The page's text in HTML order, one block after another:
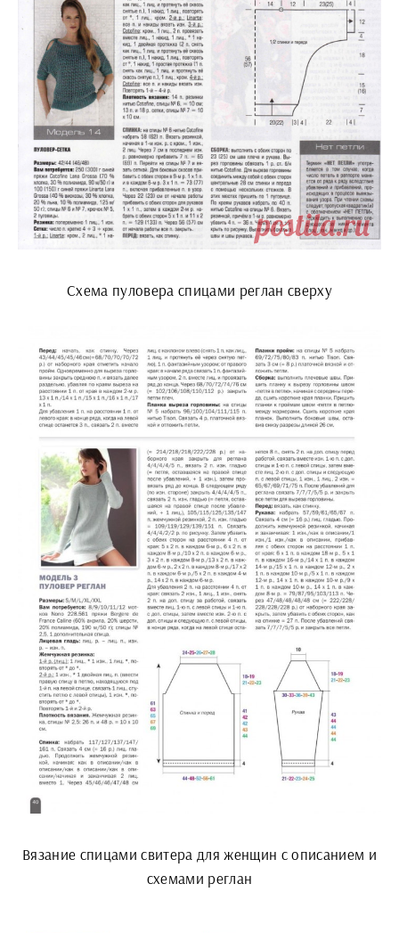
Схема пуловера спицами реглан сверху
Вязание спицами свитера для женщин с описанием и
схемами реглан